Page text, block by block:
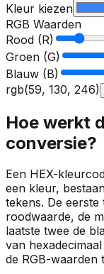
Kleur kiezen
RGB Waarden
Rood (R)
Groen (G)
Blauw (B)
rgb(59, 130, 246)
Hoe werkt
conversie?
Een HEX-
een kleur,
tekens. De
roodwaarde, de
laatste twee de
van
de RGB-waarden